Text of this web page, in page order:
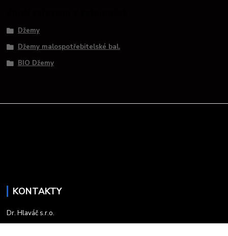
Džemy
Džemy malospotřebitelské bal.
BIO Džemy
KONTAKTY
Dr. Hlaváč s.r.o.